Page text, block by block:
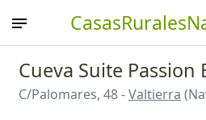
Cueva Suite Passion
C/Palomares, 48 -Valtierra